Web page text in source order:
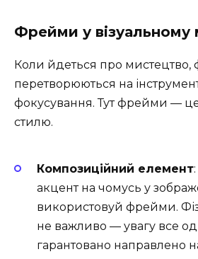
Фрейми у візуальному
Коли йдеться про
перетворюються на
фокусування. Тут фрейми —
стилю.
Композиційний елемент
акцент на чомусь у
використовуй фрейми.
не важливо — увагу все
гарантовано направлено